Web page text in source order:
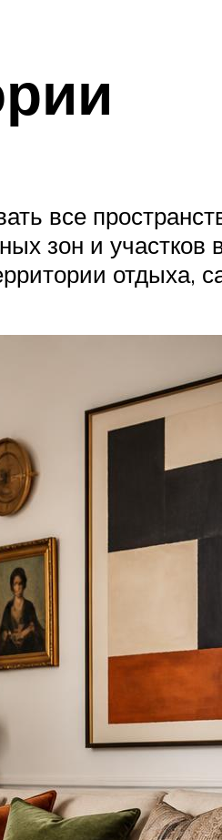
все
зон и участков
отдыха,